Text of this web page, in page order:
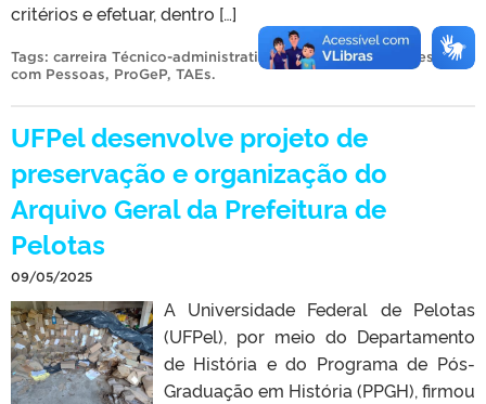
critérios e efetuar, dentro […]
Tags: carreira Técnico-administrativos, Pró-Reitoria de Gestão
com Pessoas, ProGeP, TAEs.
UFPel desenvolve projeto de
preservação e organização do
Arquivo Geral da Prefeitura de
Pelotas
09/05/2025
A Universidade Federal de Pelotas
(UFPel), por meio do Departamento
de História e do Programa de Pós-
Graduação em História (PPGH), firmou